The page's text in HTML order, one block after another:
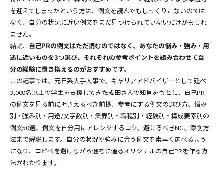
を迎えてしまったという方は、例文を読んでもしっくりこないのでは
なく、自分の状況に近い例文をまだ見つけられていないだけかもしれ
ません。
結論、 自己PRの例文はただ読むのではなく、あなたの悩み・強み・用
途に近いものを3つ選び、それぞれの参考ポイントを組み合わせて自
分の経験に置き換えるのがおすすめです。
この記事では、元日系大手人事で、キャリアアドバイザーとして延べ
3,000名以上の学生を支援してきた成田さんの知見をもとに、自己PR
の例文を見る前に押さえるべき前提、参考にする例文の選び方、悩み
別・強み別・用途/文字数別・業界別・職種別・経験別・構成要素別の
例文50選、例文を自分用にアレンジするコツ、避けるべきNG、添削方
法まで解説します。自分の状況や強みに合う例文を素早く選べるよう
になり、コピペを避けながら選考に通るオリジナルの自己PRを作る方
法がわかります。